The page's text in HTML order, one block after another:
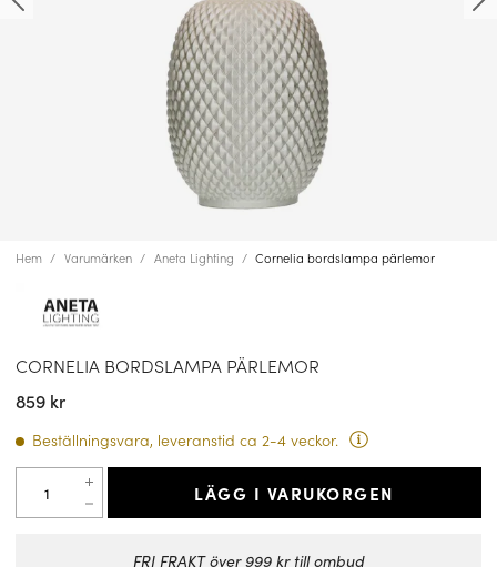
Hem Varumärken Aneta Lighting Cornelia bordslampa pärlemor
CORNELIA BORDSLAMPA PÄRLEMOR
859 kr
Beställningsvara, leveranstid ca 2-4 veckor.
LÄGG I VARUKORGEN
FRI FRAKT över 999 kr till ombud